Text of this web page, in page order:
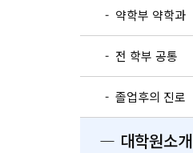
- 약학부 약학과
- 전 학부 공통
- 졸업후의 진로
― 대학원소개